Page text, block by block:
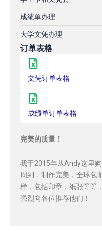
成绩单办理
大学文凭办理
订单表格
文凭订单表格
成绩单订单表格
完美的质量！
我于2015年从Andy这里
周到，制作完美，全球包
样，包括印章，纸张等等
强烈向各位推荐他们！